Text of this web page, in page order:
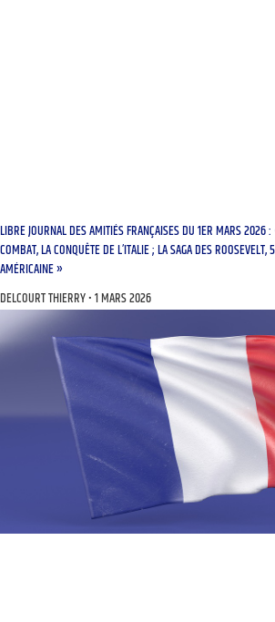
LIBRE JOURNAL DES AMITIÉS FRANÇAISES DU 1ER MARS 2026
COMBAT, LA CONQUÊTE DE L’ITALIE ; LA SAGA DES ROOSEVELT,
AMÉRICAINE »
DELCOURT THIERRY 1 MARS 2026